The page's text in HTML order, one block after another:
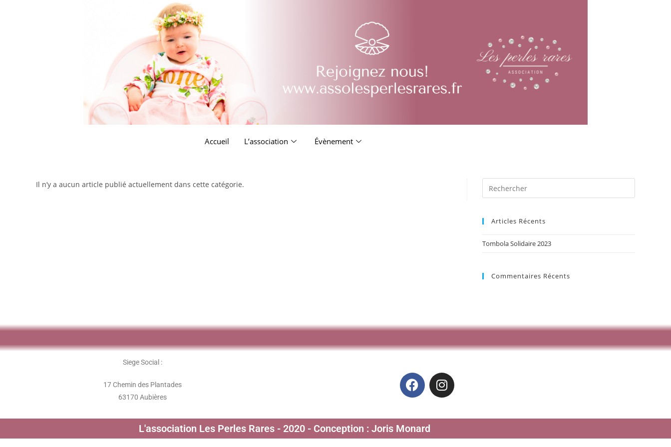
Accueil L’association Évènement
Il n’y a aucun article publié actuellement dans cette catégorie.
Articles Récents
Tombola Solidaire 2023
Commentaires Récents
Siege Social :
17 Chemin des Plantades
63170 Aubières
L'association Les Perles Rares - 2020 - Conception : Joris Monard